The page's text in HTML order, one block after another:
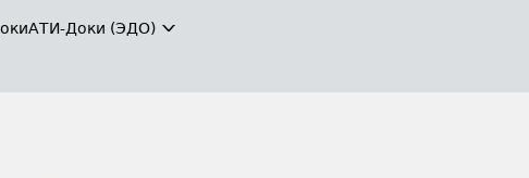
АТИ-Доки (ЭДО)